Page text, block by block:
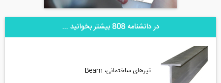
در دانشنامه 808 بیشتر بخوانید ...
تیر‌های ساختمانی، Beam